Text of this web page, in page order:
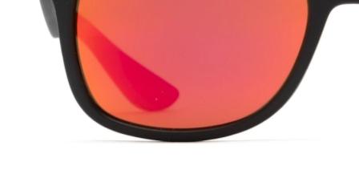
35 mm
Hauteur des verres
48 mm
Largeur des verres
Largeur
des verres